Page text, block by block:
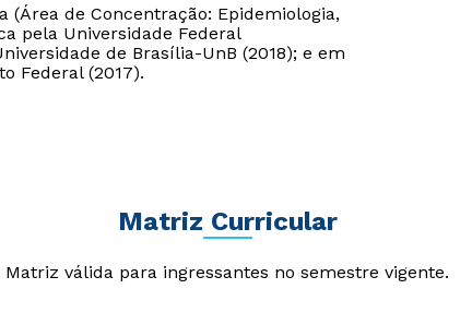
(Área de Concentração: Epidemiologia,
pela Universidade Federal
de Brasília-UnB (2018); e em
Federal (2017).
Matriz Curricular
Matriz válida para ingressantes no semestre vigente.